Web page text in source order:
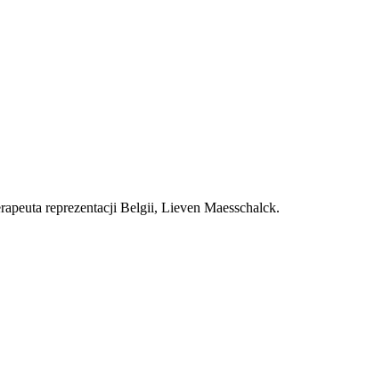
reprezentacji Belgii, Lieven Maesschalck.